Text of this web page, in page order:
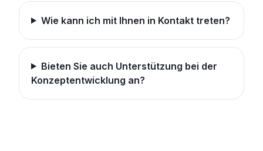
Wie kann ich mit Ihnen in Kontakt treten?
Bieten Sie auch Unterstützung bei der
Konzeptentwicklung an?